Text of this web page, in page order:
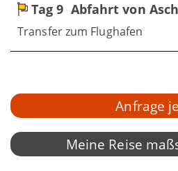
Tag 9 Abfahrt von
Transfer zum Flughafen
Anfrage
Meine Reise